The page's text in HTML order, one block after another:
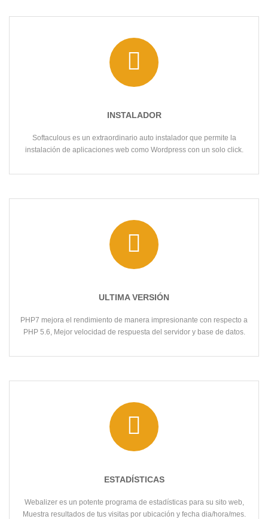
INSTALADOR
Softaculous es un extraordinario auto instalador que permite la
instalación de aplicaciones web como Wordpress con un solo click.
ULTIMA VERSIÓN
PHP7 mejora el rendimiento de manera impresionante con respecto a
PHP 5.6, Mejor velocidad de respuesta del servidor y base de datos.
ESTADÍSTICAS
Webalizer es un potente programa de estadísticas para su sito web,
Muestra resultados de tus visitas por ubicación y fecha dia/hora/mes.